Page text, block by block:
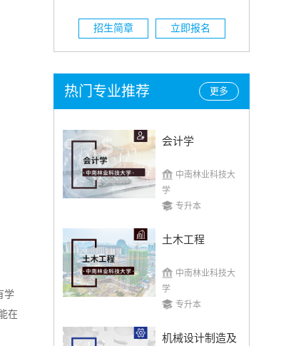
学
在
招生简章
更多
热门专业推荐
会计学
中南林业科技大
学
专升本
土木工程
中南林业科技大
学
专升本
机械设计制造及